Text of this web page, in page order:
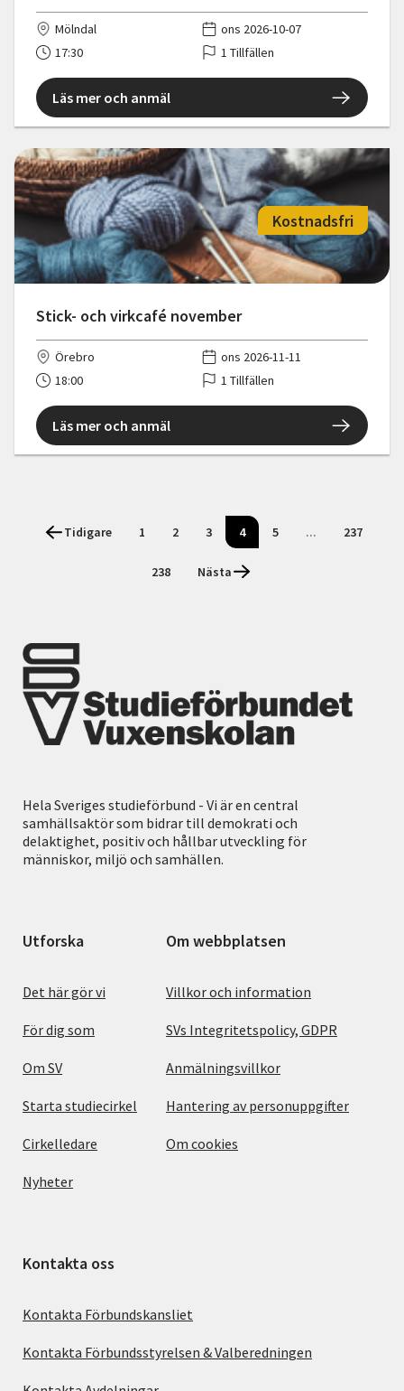
Mölndal
ons 2026-10-07
17:30
1 Tillfällen
Läs mer och anmäl
Stick- och virkcafé november
Kostnadsfri
Örebro
ons 2026-11-11
18:00
1 Tillfällen
Läs mer och anmäl
Tidigare 1 2 3 4 5 ... 237
238 Nästa
Hela Sveriges studieförbund - Vi är en central
samhällsaktör som bidrar till demokrati och
delaktighet, positiv och hållbar utveckling för
människor, miljö och samhällen.
Utforska
Det här gör vi
För dig som
Om SV
Starta studiecirkel
Cirkelledare
Nyheter
Om webbplatsen
Villkor och information
SVs Integritetspolicy, GDPR
Anmälningsvillkor
Hantering av personuppgifter
Om cookies
Kontakta oss
Kontakta Förbundskansliet
Kontakta Förbundsstyrelsen & Valberedningen